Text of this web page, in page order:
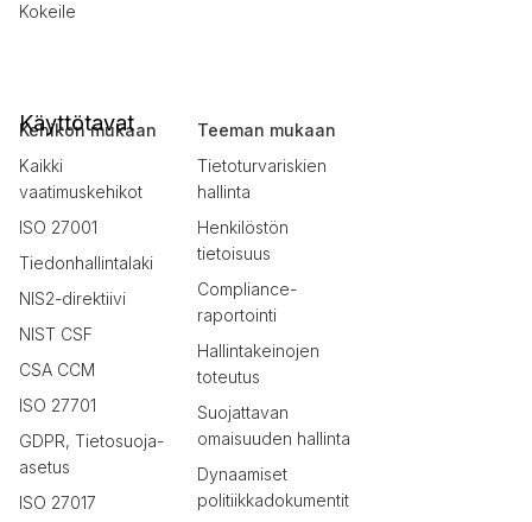
Kokeile
Käyttötavat
Kehikon mukaan
Kaikki
vaatimuskehikot
ISO 27001
Tiedonhallintalaki
NIS2-direktiivi
NIST CSF
CSA CCM
ISO 27701
GDPR, Tietosuoja-
asetus
ISO 27017
Teeman mukaan
Tietoturvariskien
hallinta
Henkilöstön
tietoisuus
Compliance-
raportointi
Hallintakeinojen
toteutus
Suojattavan
omaisuuden hallinta
Dynaamiset
politiikkadokumentit